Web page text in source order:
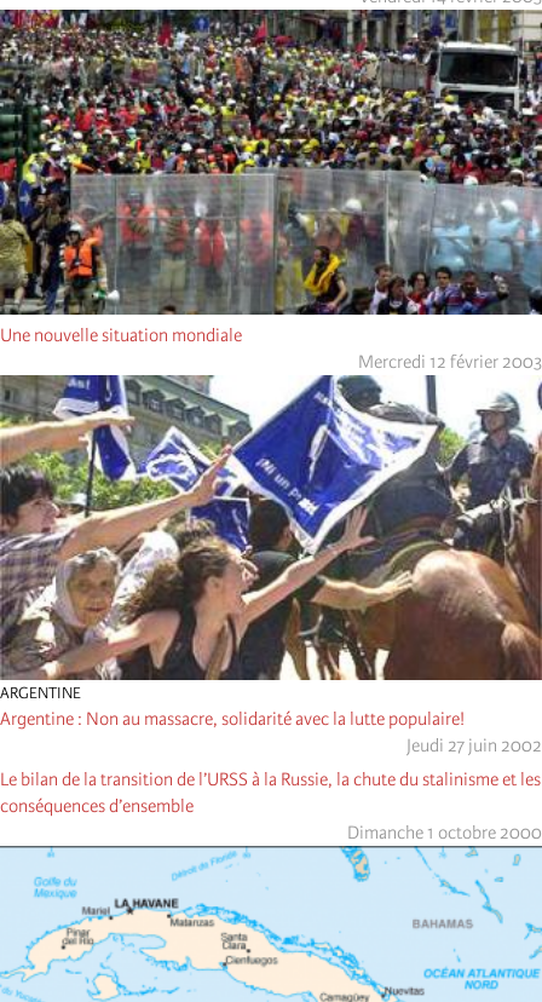
Une nouvelle situation mondiale
Mercredi 12 février 2003
ARGENTINE
Argentine : Non au massacre, solidarité avec la lutte populaire!
Jeudi 27 juin 2002
Le bilan de la transition de l’URSS à la Russie, la chute du stalinisme et les
conséquences d’ensemble
Dimanche 1 octobre 2000